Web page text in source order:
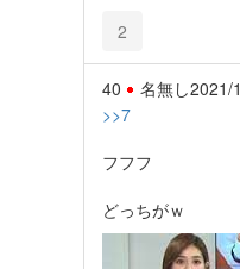
2
40 名無し2021/
>>7
フフフ
どっちがｗ